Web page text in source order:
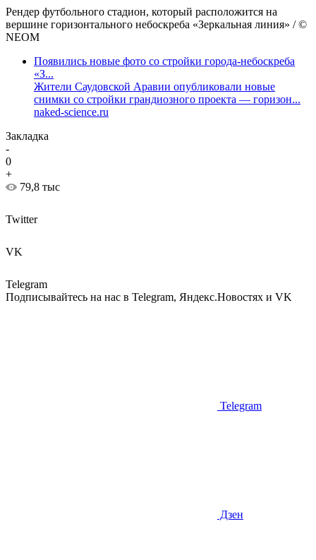
Рендер футбольного стадион, который расположится на
вершине горизонтального небоскреба «Зеркальная линия» / ©
NEOM
Появились новые фото со стройки города-небоскреба
«З...
Жители Саудовской Аравии опубликовали новые
снимки со стройки грандиозного проекта — горизон...
naked-science.ru
Закладка
-
0
+
79,8 тыс
Twitter
VK
Telegram
Подписывайтесь на нас в Telegram, Яндекс.Новостях и VK
Telegram
Дзен